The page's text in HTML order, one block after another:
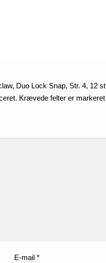
Duo Lock Snap, Str. 4, 12
Krævede felter er
E-mail*